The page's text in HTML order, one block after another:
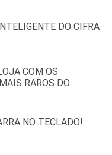
DO CIFRA
COM OS
RAROS DO
NO TECLADO!